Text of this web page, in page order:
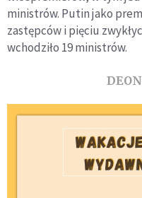
ministrów. Putin jako
zastępców i pięciu
wchodziło 19 ministrów.